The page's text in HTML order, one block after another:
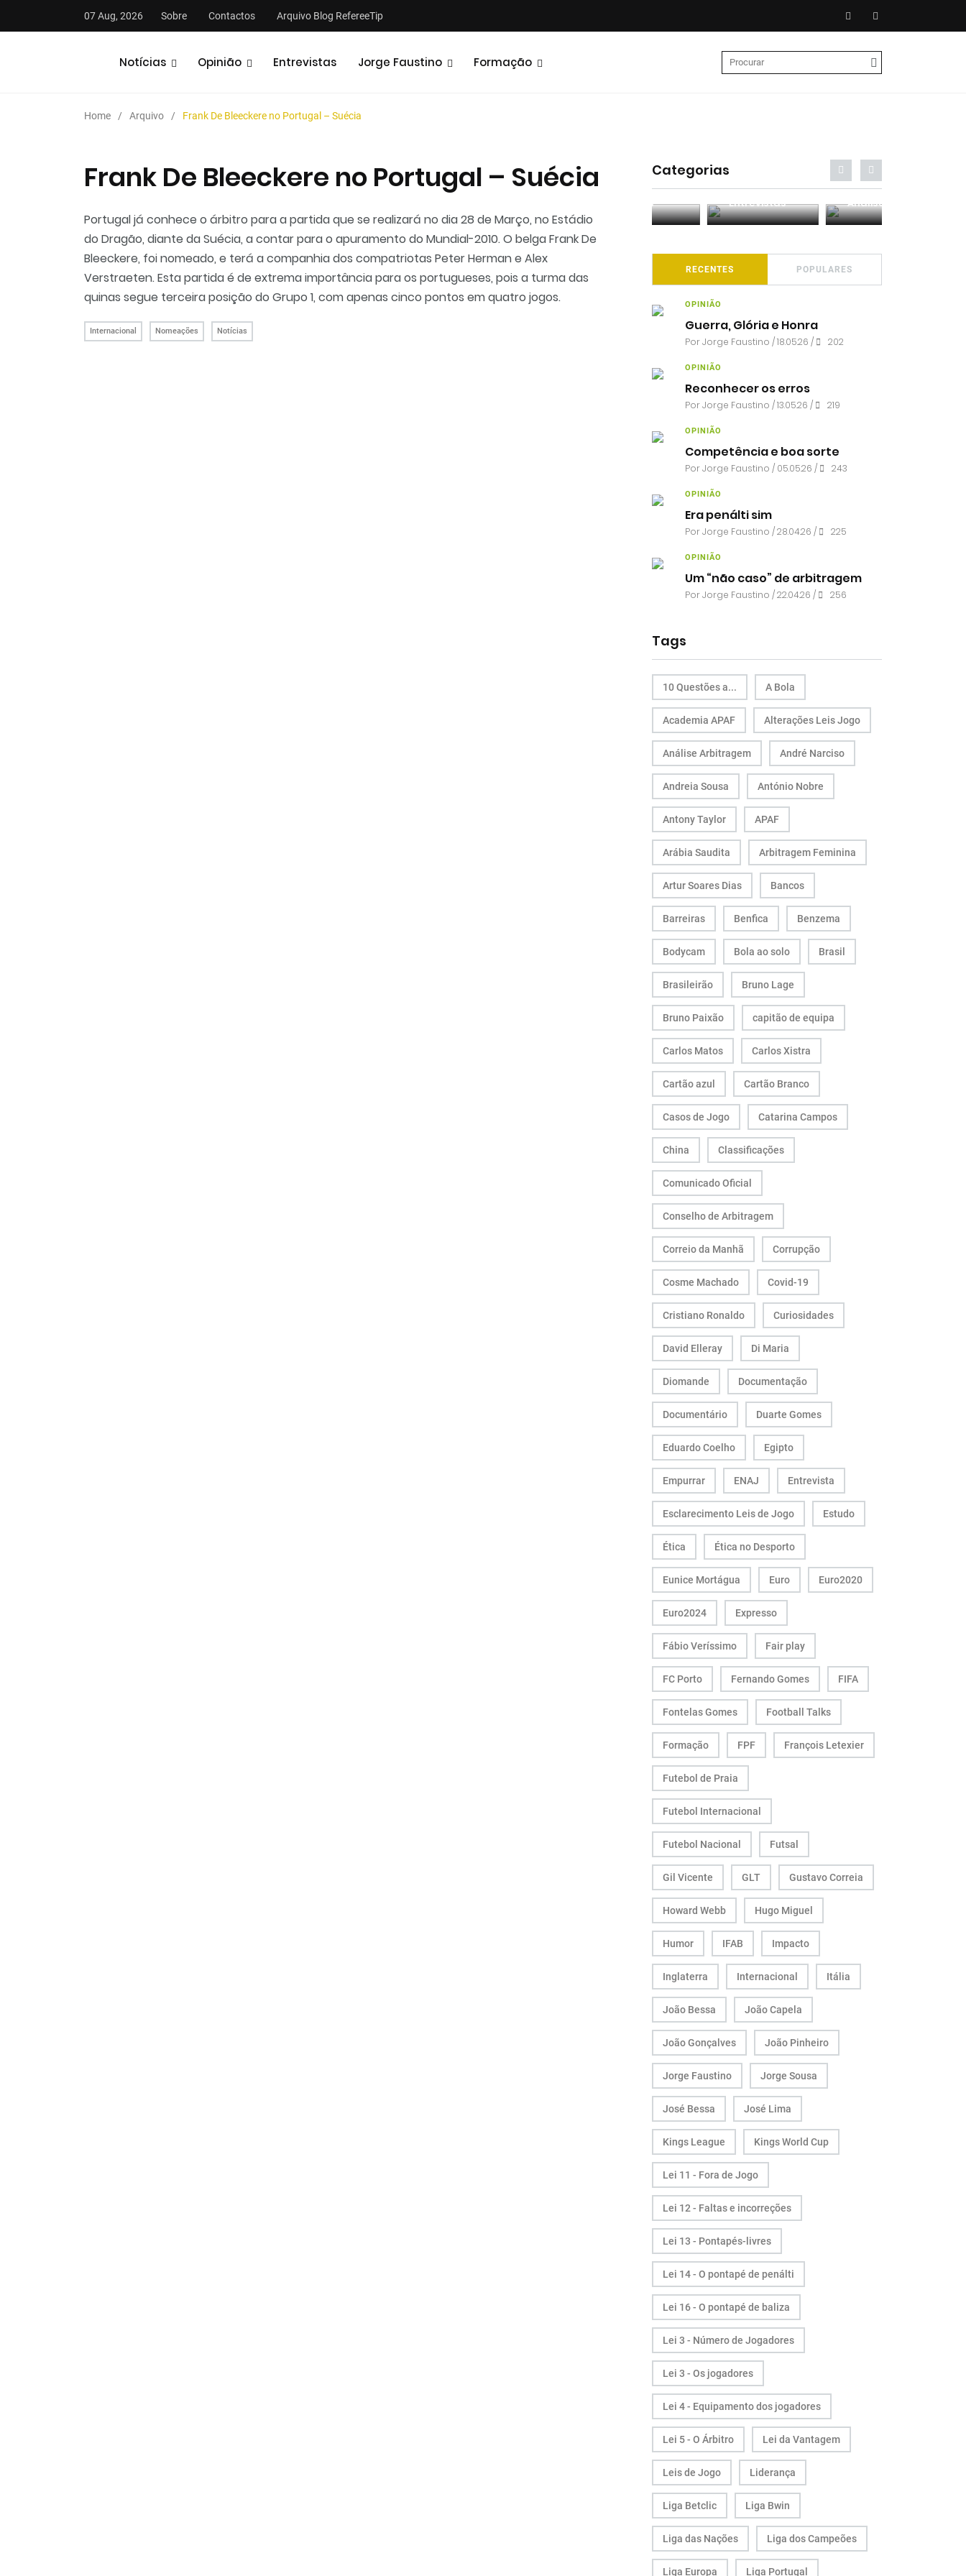
07 Aug, 2026 Sobre Contactos Arquivo Blog RefereeTip
Notícias Opinião Entrevistas Jorge Faustino Formação
Home Arquivo Frank De Bleeckere no Portugal – Suécia
Frank De Bleeckere no Portugal – Suécia
Portugal já conhece o árbitro para a partida que se realizará no dia 28 de Março, no Estádio
do Dragão, diante da Suécia, a contar para o apuramento do Mundial-2010. O belga Frank De
Bleeckere, foi nomeado, e terá a companhia dos compatriotas Peter Herman e Alex
Verstraeten. Esta partida é de extrema importância para os portugueses, pois a turma das
quinas segue terceira posição do Grupo 1, com apenas cinco pontos em quatro jogos.
Internacional Nomeações Notícias
Categorias
Entrevistas Análises
RECENTES POPULARES
OPINIÃO
Guerra, Glória e Honra
PorJorge Faustino / 18.05.26 / 202
OPINIÃO
Reconhecer os erros
PorJorge Faustino / 13.05.26 / 219
OPINIÃO
Competência e boa sorte
PorJorge Faustino / 05.05.26 / 243
OPINIÃO
Era penálti sim
PorJorge Faustino / 28.04.26 / 225
OPINIÃO
Um “não caso” de arbitragem
PorJorge Faustino / 22.04.26 / 256
Tags
10 Questões a... A Bola
Academia APAF Alterações Leis Jogo
Análise Arbitragem André Narciso
Andreia Sousa António Nobre
Antony Taylor APAF
Arábia Saudita Arbitragem Feminina
Artur Soares Dias Bancos
Barreiras Benfica Benzema
Bodycam Bola ao solo Brasil
Brasileirão Bruno Lage
Bruno Paixão capitão de equipa
Carlos Matos Carlos Xistra
Cartão azul Cartão Branco
Casos de Jogo Catarina Campos
China Classificações
Comunicado Oficial
Conselho de Arbitragem
Correio da Manhã Corrupção
Cosme Machado Covid-19
Cristiano Ronaldo Curiosidades
David Elleray Di Maria
Diomande Documentação
Documentário Duarte Gomes
Eduardo Coelho Egipto
Empurrar ENAJ Entrevista
Esclarecimento Leis de Jogo Estudo
Ética Ética no Desporto
Eunice Mortágua Euro Euro2020
Euro2024 Expresso
Fábio Veríssimo Fair play
FC Porto Fernando Gomes FIFA
Fontelas Gomes Football Talks
Formação FPF François Letexier
Futebol de Praia
Futebol Internacional
Futebol Nacional Futsal
Gil Vicente GLT Gustavo Correia
Howard Webb Hugo Miguel
Humor IFAB Impacto
Inglaterra Internacional Itália
João Bessa João Capela
João Gonçalves João Pinheiro
Jorge Faustino Jorge Sousa
José Bessa José Lima
Kings League Kings World Cup
Lei 11 - Fora de Jogo
Lei 12 - Faltas e incorreções
Lei 13 - Pontapés-livres
Lei 14 - O pontapé de penálti
Lei 16 - O pontapé de baliza
Lei 3 - Número de Jogadores
Lei 3 - Os jogadores
Lei 4 - Equipamento dos jogadores
Lei 5 - O Árbitro Lei da Vantagem
Leis de Jogo Liderança
Liga Betclic Liga Bwin
Liga das Nações Liga dos Campeões
Liga Europa Liga Portugal